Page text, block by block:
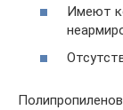
Имеют